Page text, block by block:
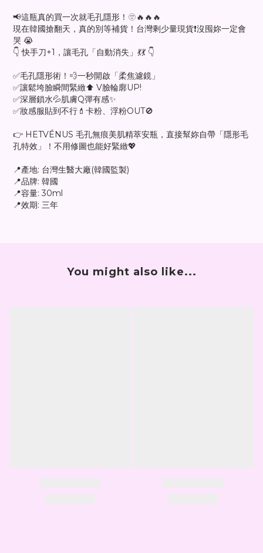
📢這瓶真的買一次就毛孔隱形！🫥🔥🔥🔥
現在韓國搶翻天，真的別等補貨！台灣剩少量現貨❗️沒囤妳一定會
哭 😭
👇 快手刀+1，讓毛孔「自動消失」💃💃 👇
✅毛孔隱形術！💨一秒開啟「柔焦濾鏡」
✅讓鬆垮臉瞬間緊緻⬆️ V臉輪廓UP!
✅深層鎖水💦肌膚Q彈有感✨
✅妝感服貼到不行💄卡粉、浮粉OUT🚫
👉 HETVÉNUS 毛孔無痕美肌精萃安瓶，直接幫妳自帶「隱形毛
孔特效」！不用修圖也能好緊緻💖
📍產地: 台灣生醫大廠(韓國監製)
📍品牌: 韓國
📍容量: 30ml
📍效期: 三年
You might also like...